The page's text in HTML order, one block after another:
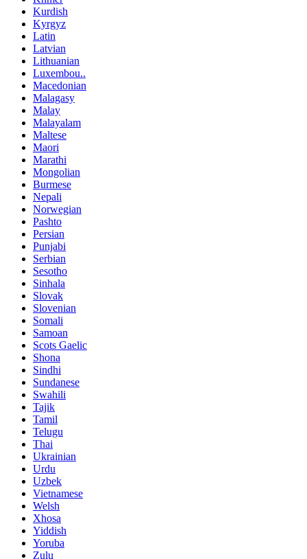
Kurdish
Kyrgyz
Latin
Latvian
Lithuanian
Luxembou..
Macedonian
Malagasy
Malay
Malayalam
Maltese
Maori
Marathi
Mongolian
Burmese
Nepali
Norwegian
Pashto
Persian
Punjabi
Serbian
Sesotho
Sinhala
Slovak
Slovenian
Somali
Samoan
Scots Gaelic
Shona
Sindhi
Sundanese
Swahili
Tajik
Tamil
Telugu
Thai
Ukrainian
Urdu
Uzbek
Vietnamese
Welsh
Xhosa
Yiddish
Yoruba
Zulu